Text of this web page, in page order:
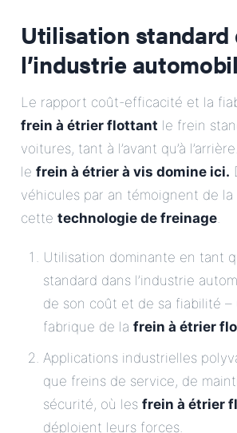
Utilisation standard
l’industrie
Le rapport coût-efficacité et la
frein à étrier flottant le frein
voitures, tant à l’avant qu’à
le frein à étrier à vis domine ici.
véhicules par an témoignent de
cette technologie de freinage.
Utilisation dominante en tant
standard dans l’industrie
de son coût et de sa fiabilité –
fabrique de la frein à étrier
Applications industrielles
que freins de service, de
sécurité, où les frein à étrier
déploient leurs forces.